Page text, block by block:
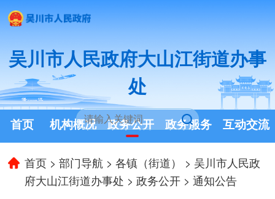
吴川市人民政府大山江街道办事
处
首页 机构概况 政务公开 政务服务 互动交流
首页 >部门导航 >各镇（街道） > 吴川市人民政
府大山江街道办事处 >政务公开 >通知公告